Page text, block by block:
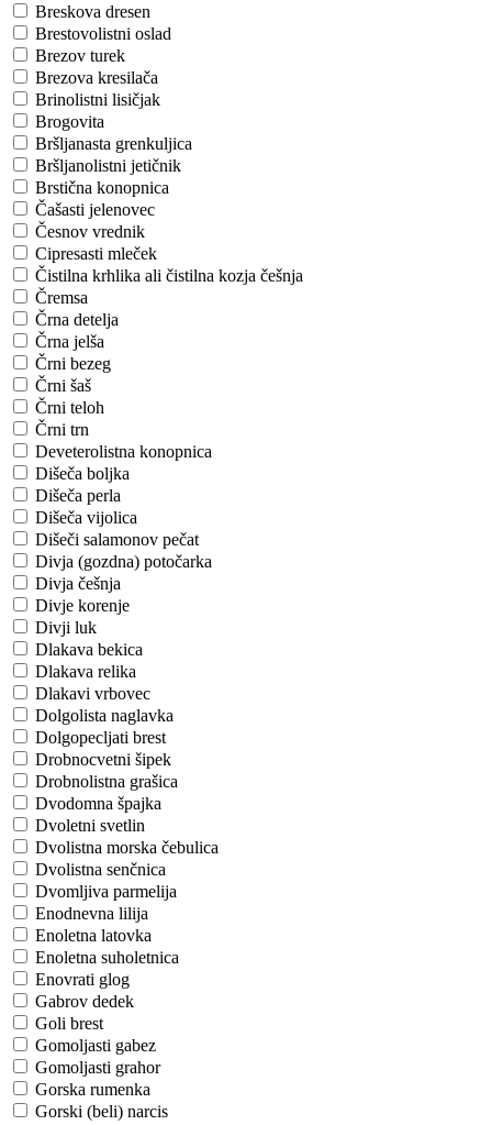
Breskova dresen
Brestovolistni oslad
Brezov turek
Brezova kresilača
Brinolistni lisičjak
Brogovita
Bršljanasta grenkuljica
Bršljanolistni jetičnik
Brstična konopnica
Čašasti jelenovec
Česnov vrednik
Cipresasti mleček
Čistilna krhlika ali čistilna kozja češnja
Čremsa
Črna detelja
Črna jelša
Črni bezeg
Črni šaš
Črni teloh
Črni trn
Deveterolistna konopnica
Dišeča boljka
Dišeča perla
Dišeča vijolica
Dišeči salamonov pečat
Divja (gozdna) potočarka
Divja češnja
Divje korenje
Divji luk
Dlakava bekica
Dlakava relika
Dlakavi vrbovec
Dolgolista naglavka
Dolgopecljati brest
Drobnocvetni šipek
Drobnolistna grašica
Dvodomna špajka
Dvoletni svetlin
Dvolistna morska čebulica
Dvolistna senčnica
Dvomljiva parmelija
Enodnevna lilija
Enoletna latovka
Enoletna suholetnica
Enovrati glog
Gabrov dedek
Goli brest
Gomoljasti gabez
Gomoljasti grahor
Gorska rumenka
Gorski (beli) narcis